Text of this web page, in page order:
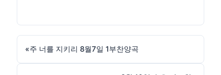
«주 너를 지키리 8월7일 1부찬양곡